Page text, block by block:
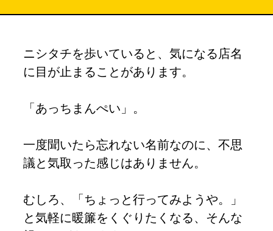
ニシタチを歩いていると、気になる店名
に目が止まることがあります。
「あっちまんぺい」。
一度聞いたら忘れない名前なのに、不思
議と気取った感じはありません。
むしろ、「ちょっと行ってみようや。」
と気軽に暖簾をくぐりたくなる、そんな